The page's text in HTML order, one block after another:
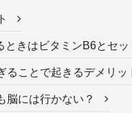
きはビタミンB6とセッ
ことで起きるデメリッ
には行かない？